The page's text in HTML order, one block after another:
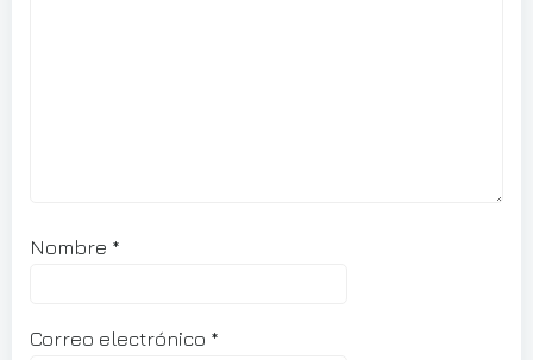
Nombre *
Correo electrónico *